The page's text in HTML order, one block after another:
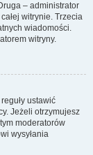
– administrator
witrynie. Trzecia
wiadomości.
witryny.
ustawić
Jeżeli otrzymujesz
moderatorów
wysyłania